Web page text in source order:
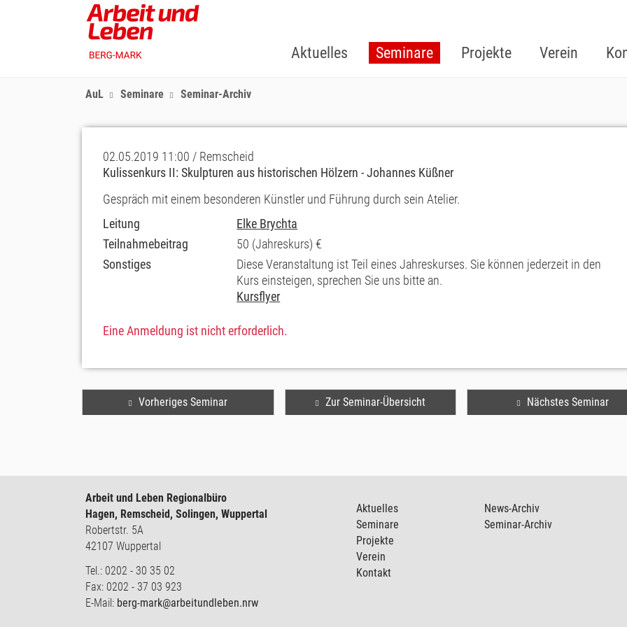
Aktuelles Seminare Projekte Verein
AuL Seminare Seminar-Archiv
02.05.2019 11:00 / Remscheid
Kulissenkurs II: Skulpturen aus historischen Hölzern - Johannes Küßner
Gespräch mit einem besonderen Künstler und Führung durch sein Atelier.
Leitung
Elke Brychta
Teilnahmebeitrag
50 (Jahreskurs) €
Sonstiges
Diese Veranstaltung ist Teil eines Jahreskurses. Sie können jederzeit in den
Kurs einsteigen, sprechen Sie uns bitte an.
Kursflyer
Eine Anmeldung ist nicht erforderlich.
Vorheriges Seminar Zur Seminar-Übersicht Nächstes Seminar
Arbeit und Leben Regionalbüro
Hagen, Remscheid, Solingen, Wuppertal
Robertstr. 5A
42107 Wuppertal
Tel.: 0202 - 30 35 02
Fax: 0202 - 37 03 923
E-Mail: berg-mark@arbeitundleben.nrw
Aktuelles
Seminare
Projekte
Verein
Kontakt
News-Archiv
Seminar-Archiv